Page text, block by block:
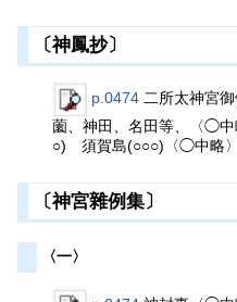
〔神鳳抄〕
p.0474 二所太神宮
薗、神田、名田等、〈◯
○) 須賀島(○○○)〈◯中略
〔神宮雜例集〕
〈一〉